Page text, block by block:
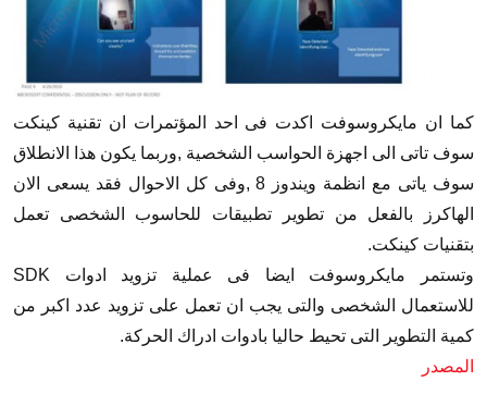
كما ان مايكروسوفت اكدت فى احد المؤتمرات ان تقنية كينكت
سوف تاتى الى اجهزة الحواسب الشخصية ,وربما يكون هذا الانطلاق
سوف ياتى مع انظمة ويندوز 8 ,وفى كل الاحوال فقد يسعى الان
الهاكرز بالفعل من تطوير تطبيقات للحاسوب الشخصى تعمل
بتقنيات كينكت.
وتستمر مايكروسوفت ايضا فى عملية تزويد ادوات SDK
للاستعمال الشخصى والتى يجب ان تعمل على تزويد عدد اكبر من
كمية التطوير التى تحيط حاليا بادوات ادراك الحركة.
المصدر